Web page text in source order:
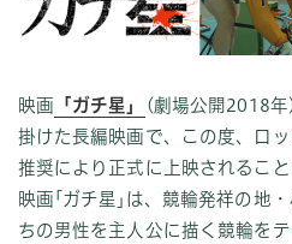
映画 「ガチ星」
(劇場公開2018
掛けた長編映画で、この度、ロ
推奨により正式に上映されること
映画｢ガチ星｣は、競輪発祥の地
ちの男性を主人公に描く競輪を